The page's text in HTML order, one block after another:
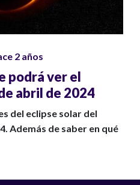
2 años
podrá ver el
abril de 2024
del eclipse solar del
Además de saber en qué